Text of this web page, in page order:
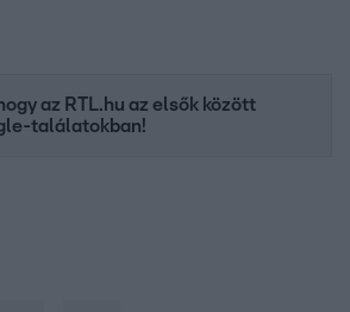
az RTL.hu az elsők között
találatokban!